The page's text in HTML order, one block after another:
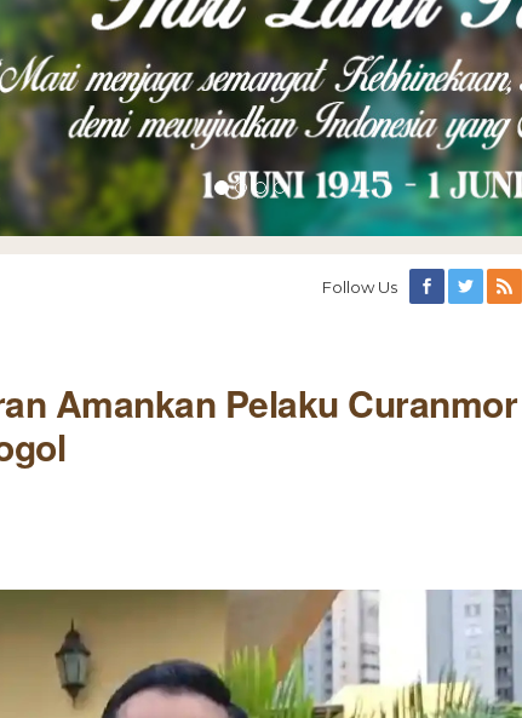
Follow Us
Amankan Pelaku Curanmor